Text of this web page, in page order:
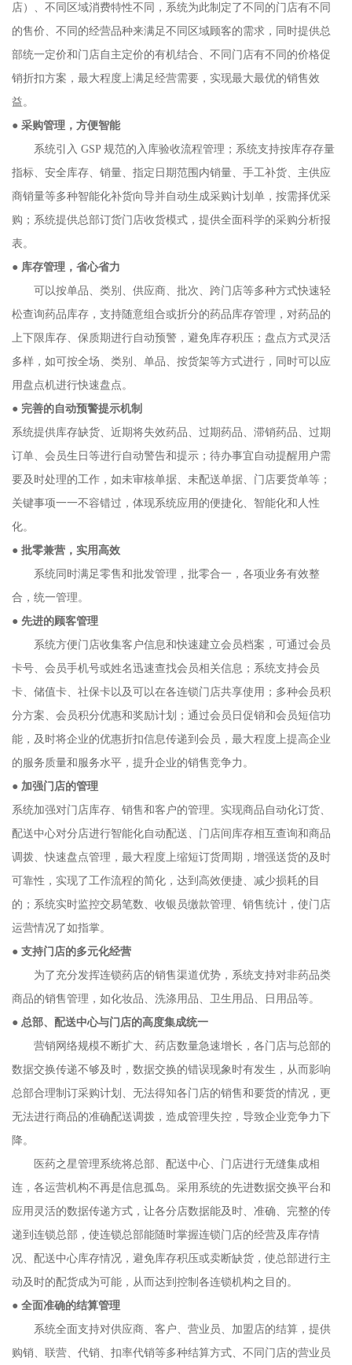
店）、不同区域消费特性不同，系统为此制定了不同的门店有不同
的售价、不同的经营品种来满足不同区域顾客的需求，同时提供总
部统一定价和门店自主定价的有机结合、不同门店有不同的价格促
销折扣方案，最大程度上满足经营需要，实现最大最优的销售效
益。
● 采购管理，方便智能
系统引入 GSP 规范的入库验收流程管理；系统支持按库存存量
指标、安全库存、销量、指定日期范围内销量、手工补货、主供应
商销量等多种智能化补货向导并自动生成采购计划单，按需择优采
购；系统提供总部订货门店收货模式，提供全面科学的采购分析报
表。
● 库存管理，省心省力
可以按单品、类别、供应商、批次、跨门店等多种方式快速轻
松查询药品库存，支持随意组合或折分的药品库存管理，对药品的
上下限库存、保质期进行自动预警，避免库存积压；盘点方式灵活
多样，如可按全场、类别、单品、按货架等方式进行，同时可以应
用盘点机进行快速盘点。
● 完善的自动预警提示机制
系统提供库存缺货、近期将失效药品、过期药品、滞销药品、过期
订单、会员生日等进行自动警告和提示；待办事宜自动提醒用户需
要及时处理的工作，如未审核单据、未配送单据、门店要货单等；
关键事项一一不容错过，体现系统应用的便捷化、智能化和人性
化。
● 批零兼营，实用高效
系统同时满足零售和批发管理，批零合一，各项业务有效整
合，统一管理。
● 先进的顾客管理
系统方便门店收集客户信息和快速建立会员档案，可通过会员
卡号、会员手机号或姓名迅速查找会员相关信息；系统支持会员
卡、储值卡、社保卡以及可以在各连锁门店共享使用；多种会员积
分方案、会员积分优惠和奖励计划；通过会员日促销和会员短信功
能，及时将企业的优惠折扣信息传递到会员，最大程度上提高企业
的服务质量和服务水平，提升企业的销售竞争力。
● 加强门店的管理
系统加强对门店库存、销售和客户的管理。实现商品自动化订货、
配送中心对分店进行智能化自动配送、门店间库存相互查询和商品
调拨、快速盘点管理，最大程度上缩短订货周期，增强送货的及时
可靠性，实现了工作流程的简化，达到高效便捷、减少损耗的目
的；系统实时监控交易笔数、收银员缴款管理、销售统计，使门店
运营情况了如指掌。
● 支持门店的多元化经营
为了充分发挥连锁药店的销售渠道优势，系统支持对非药品类
商品的销售管理，如化妆品、洗涤用品、卫生用品、日用品等。
● 总部、配送中心与门店的高度集成统一
营销网络规模不断扩大、药店数量急速增长，各门店与总部的
数据交换传递不够及时，数据交换的错误现象时有发生，从而影响
总部合理制订采购计划、无法得知各门店的销售和要货的情况，更
无法进行商品的准确配送调拨，造成管理失控，导致企业竞争力下
降。
医药之星管理系统将总部、配送中心、门店进行无缝集成相
连，各运营机构不再是信息孤岛。采用系统的先进数据交换平台和
应用灵活的数据传递方式，让各分店数据能及时、准确、完整的传
递到连锁总部，使连锁总部能随时掌握连锁门店的经营及库存情
况、配送中心库存情况，避免库存积压或卖断缺货，使总部进行主
动及时的配货成为可能，从而达到控制各连锁机构之目的。
● 全面准确的结算管理
系统全面支持对供应商、客户、营业员、加盟店的结算，提供
购销、联营、代销、扣率代销等多种结算方式、不同门店的营业员